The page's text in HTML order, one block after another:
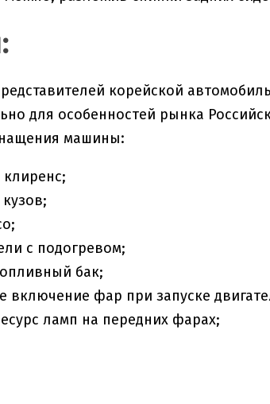
корейской
для особенностей рынка
машины:
с подогревом;
бак;
включение фар при запуске
ламп на передних фарах;